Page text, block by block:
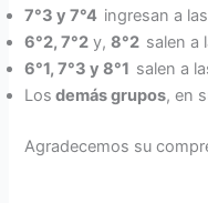
7°3 y 7°4 ingresan a las
6°2, 7°2 y,8°2 salen a
6°1, 7°3 y 8°1 salen a
Los demás grupos, en
Agradecemos su